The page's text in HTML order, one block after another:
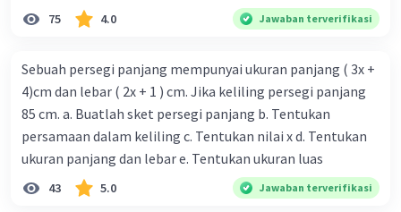
75 4.0 Jawaban terverifikasi
Sebuah persegi panjang mempunyai ukuran panjang ( 3x +
4)cm dan lebar ( 2x + 1 ) cm. Jika keliling persegi panjang
85 cm. a. Buatlah sket persegi panjang b. Tentukan
persamaan dalam keliling c. Tentukan nilai x d. Tentukan
ukuran panjang dan lebar e. Tentukan ukuran luas
43 5.0 Jawaban terverifikasi